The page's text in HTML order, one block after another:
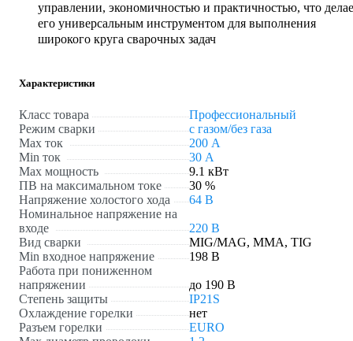
управлении, экономичностью и практичностью, что
его универсальным инструментом для выполнения
широкого круга сварочных задач
Характеристики
Класс товара
Профессиональный
Режим сварки
с газом/без газа
Max ток
200 А
Min ток
30 А
Max мощность
9.1 кВт
ПВ на максимальном токе
30 %
Напряжение холостого хода
64 В
Номинальное напряжение на
входе
220 В
Вид сварки
MIG/MAG, MMA, TIG
Min входное напряжение
198 В
Работа при пониженном
напряжении
до 190 В
Степень защиты
IP21S
Охлаждение горелки
нет
Разъем горелки
EURO